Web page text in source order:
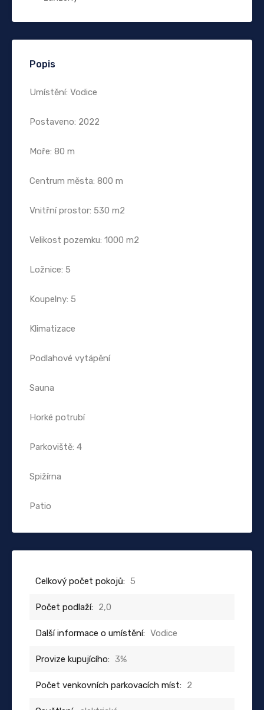
Popis
Umístění: Vodice
Postaveno: 2022
Moře: 80 m
Centrum města: 800 m
Vnitřní prostor: 530 m2
Velikost pozemku: 1000 m2
Ložnice: 5
Koupelny: 5
Klimatizace
Podlahové vytápění
Sauna
Horké potrubí
Parkoviště: 4
Spižírna
Patio
Celkový počet pokojů: 5
Počet podlaží: 2,0
Další informace o umístění: Vodice
Provize kupujícího: 3%
Počet venkovních parkovacích míst: 2